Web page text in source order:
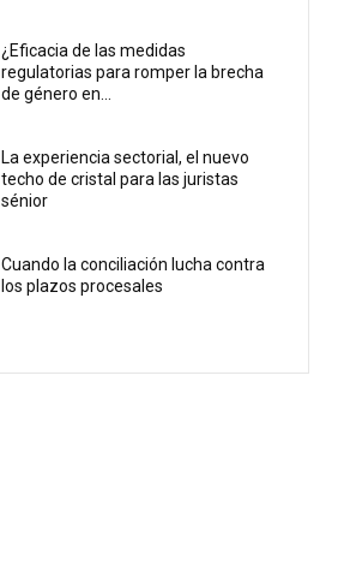
¿Eficacia de las medidas
regulatorias para romper la brecha
de género en...
La experiencia sectorial, el nuevo
techo de cristal para las juristas
sénior
Cuando la conciliación lucha contra
los plazos procesales